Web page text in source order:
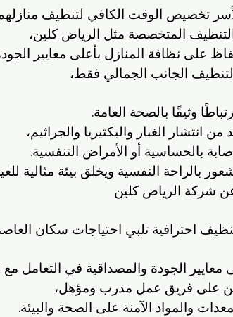
تخصيص الوقت الكافي لتنظيف
المتخصصة مثل الرياض كلين،
على نظافة المنازل بأعلى معايير
الجانب الجمالي فقط،
وثيقًا بالصحة العامة.
انتشار الغبار والبكتيريا والجراثيم،
بالحساسية أو الأمراض التنفسية.
بالراحة النفسية ويخلق بيئة مثالية
شركة الرياض كلين
تلبي احتياجات سكان العاصمة
الجودة والمصداقية في التعامل مع
على فريق عمل مدرب ومؤهل،
والمواد الآمنة على الصحة والبيئة.